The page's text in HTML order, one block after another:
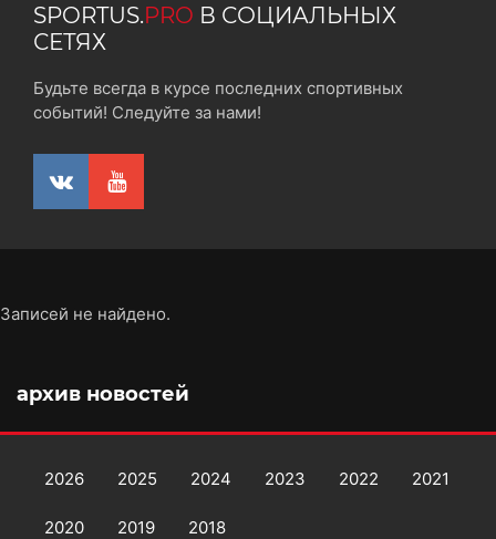
SPORTUS.PRO В СОЦИАЛЬНЫХ
СЕТЯХ
Будьте всегда в курсе последних спортивных
событий! Следуйте за нами!
Записей не найдено.
архив новостей
2026 2025 2024 2023 2022 2021
2020 2019 2018